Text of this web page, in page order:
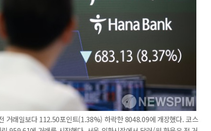
거래일보다 112.50포인트(1.38%) 하락한 8048.09에 개장했다. 코스